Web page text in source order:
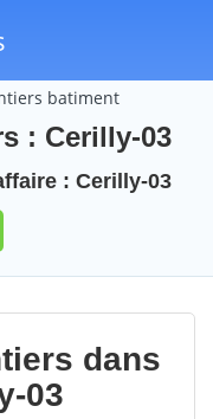
batiment
: Cerilly-03
: Cerilly-03
dans
03